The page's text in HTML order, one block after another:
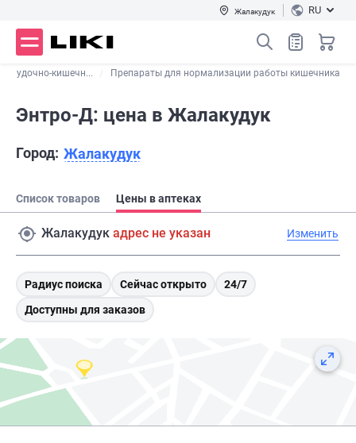
Жалакудук RU
кишечн... Препараты для нормализации работы кишечника
Энтро-Д: цена в Жалакудук
Город: Жалакудук
Список товаров Цены в аптеках
Жалакудук адрес не указан Изменить
Радиус поиска Сейчас открыто
24/7
Доступны для заказов